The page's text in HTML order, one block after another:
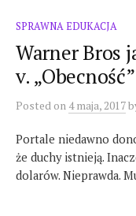
SPRAWNA EDUKACJA
Warner Bros
v.
Posted on 4 maja, 2017
Portale niedawno
że duchy istnieją.
dolarów. Nieprawda.